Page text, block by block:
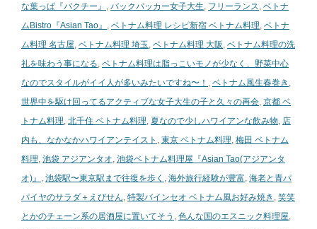
な葉っぱ『パクチー』 , バックパッカー女子大生, フリーランス, ベトナ
ムBistro『Asian Tao』 , ベトナム料理 レシピ新宿 ベトナム料理, ベトナ
ム料理 名古屋, ベトナム料理 埼玉, ベトナム料理 大阪, ベトナム料理の洗
礼を味わう事になる, ベトナム料理は脂っこいモノが少なく、野菜中心
なのでスタイルがイイ人が多いみたいですね〜！ , ベトナム風生春巻き ,
世界中を駆け回ってるアクティブな女子大生の子と久々の再会, 京都 ベ
トナム料理, 北千住 ベトナム料理, 夏なので少しハワイアンな飲み物, 店
内も、なかなかハワイアンテイスト , 東京 ベトナム料理, 梅田 ベトナム
料理, 池袋 アジアンタオ, 池袋ベトナム料理屋『Asian Tao(アジアンタ
オ)』 , 池袋駅〜東京駅まで往復を歩く , 海外旅行経験が豊富, 海老と青パ
パイヤのサラダ＋えびせん, 特製バインセオ ベトナム風お好み焼き , 笑笑
とかのチェーン系の居酒屋に置いてそう , 色んな国のエスニック料理屋,